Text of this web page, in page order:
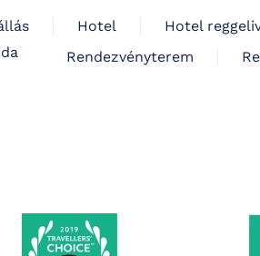
Hotel Hotel
Rendezvényterem